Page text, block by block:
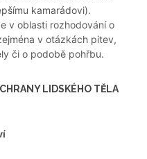
kamarádovi).
v oblasti rozhodování o
v otázkách pitev,
či o podobě pohřbu.
LIDSKÉHO TĚLA